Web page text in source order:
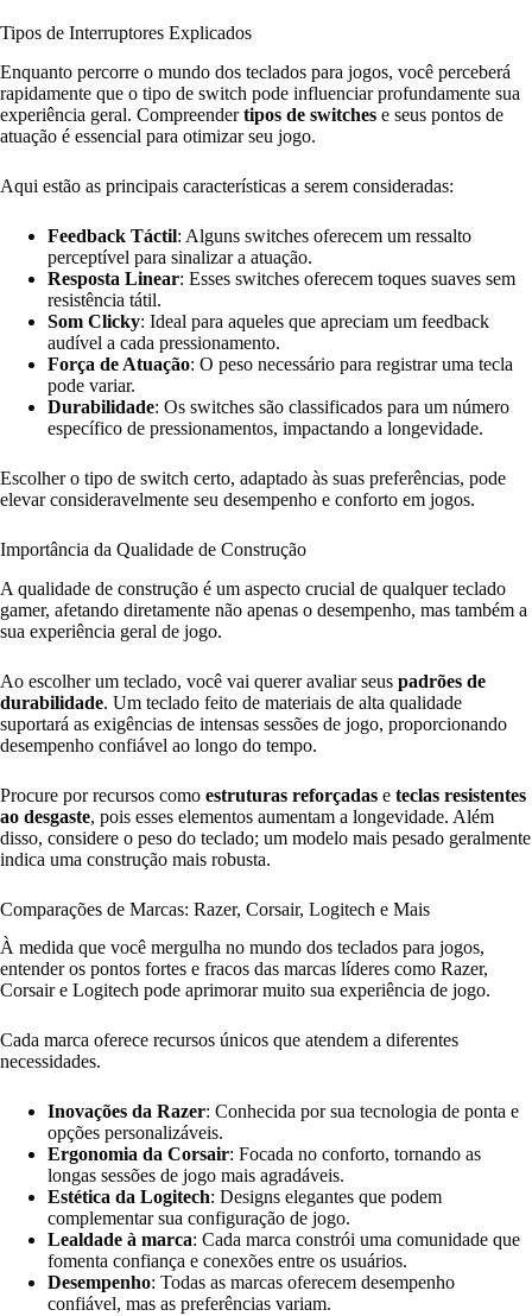
Tipos de Interruptores Explicados
Enquanto percorre o mundo dos teclados para jogos, você perceberá
rapidamente que o tipo de switch pode influenciar profundamente sua
experiência geral. Compreendertipos de switches e seus pontos de
atuação é essencial para otimizar seu jogo.
Aqui estão as principais características a serem consideradas:
Feedback Táctil: Alguns switches oferecem um ressalto
perceptível para sinalizar a atuação.
Resposta Linear: Esses switches oferecem toques suaves sem
resistência tátil.
Som Clicky: Ideal para aqueles que apreciam um feedback
audível a cada pressionamento.
Força de Atuação: O peso necessário para registrar uma tecla
pode variar.
Durabilidade: Os switches são classificados para um número
específico de pressionamentos, impactando a longevidade.
Escolher o tipo de switch certo, adaptado às suas preferências, pode
elevar consideravelmente seu desempenho e conforto em jogos.
Importância da Qualidade de Construção
A qualidade de construção é um aspecto crucial de qualquer teclado
gamer, afetando diretamente não apenas o desempenho, mas também a
sua experiência geral de jogo.
Ao escolher um teclado, você vai querer avaliar seus padrões de
durabilidade. Um teclado feito de materiais de alta qualidade
suportará as exigências de intensas sessões de jogo, proporcionando
desempenho confiável ao longo do tempo.
Procure por recursos como estruturas reforçadas e teclas resistentes
ao desgaste, pois esses elementos aumentam a longevidade. Além
disso, considere o peso do teclado; um modelo mais pesado geralmente
indica uma construção mais robusta.
Comparações de Marcas: Razer, Corsair, Logitech e Mais
À medida que você mergulha no mundo dos teclados para jogos,
entender os pontos fortes e fracos das marcas líderes como Razer,
Corsair e Logitech pode aprimorar muito sua experiência de jogo.
Cada marca oferece recursos únicos que atendem a diferentes
necessidades.
Inovações da Razer: Conhecida por sua tecnologia de ponta e
opções personalizáveis.
Ergonomia da Corsair: Focada no conforto, tornando as
longas sessões de jogo mais agradáveis.
Estética da Logitech: Designs elegantes que podem
complementar sua configuração de jogo.
Lealdade à marca: Cada marca constrói uma comunidade que
fomenta confiança e conexões entre os usuários.
Desempenho: Todas as marcas oferecem desempenho
confiável, mas as preferências variam.